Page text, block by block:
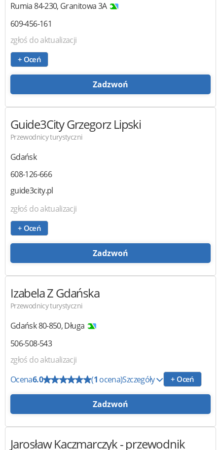
Rumia84-230, Granitowa 3A
609-456-161
zgłoś do aktualizacji
+ Oceń
Zadzwoń
Guide3CityGrzegorz Lipski
Przewodnicy turystyczni
Gdańsk
608-126-666
guide3city.pl
zgłoś do aktualizacji
+ Oceń
Zadzwoń
Izabela Z Gdańska
Przewodnicy turystyczni
Gdańsk80-850,Długa
506-508-543
zgłoś do aktualizacji
Ocena6.0 (1 ocena)Szczegóły + Oceń
Zadzwoń
Jarosław Kaczmarczyk- przewodnik